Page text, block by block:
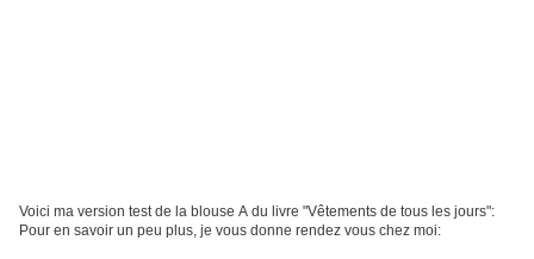
Voici ma version test de la blouse A du livre "Vêtements de tous les jours":
Pour en savoir un peu plus, je vous donne rendez vous chez moi: